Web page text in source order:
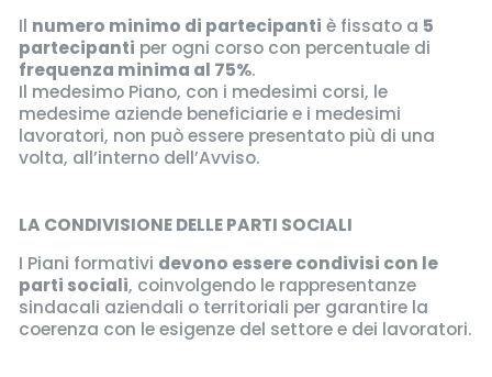
Il numero minimo di partecipanti è fissato a 5
partecipanti per ogni corso con percentuale di
frequenza minima al 75%.
Il medesimo Piano, con i medesimi corsi, le
medesime aziende beneficiarie e i medesimi
lavoratori, non può essere presentato più di una
volta, all’interno dell’Avviso.
LA CONDIVISIONE DELLE PARTI SOCIALI
I Piani formativi devono essere condivisi con le
parti sociali, coinvolgendo le rappresentanze
sindacali aziendali o territoriali per garantire la
coerenza con le esigenze del settore e dei lavoratori.